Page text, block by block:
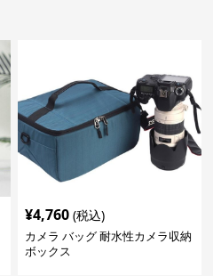
¥4,760 (税込)
カメラ バッグ 耐水性カメラ収納
ボックス